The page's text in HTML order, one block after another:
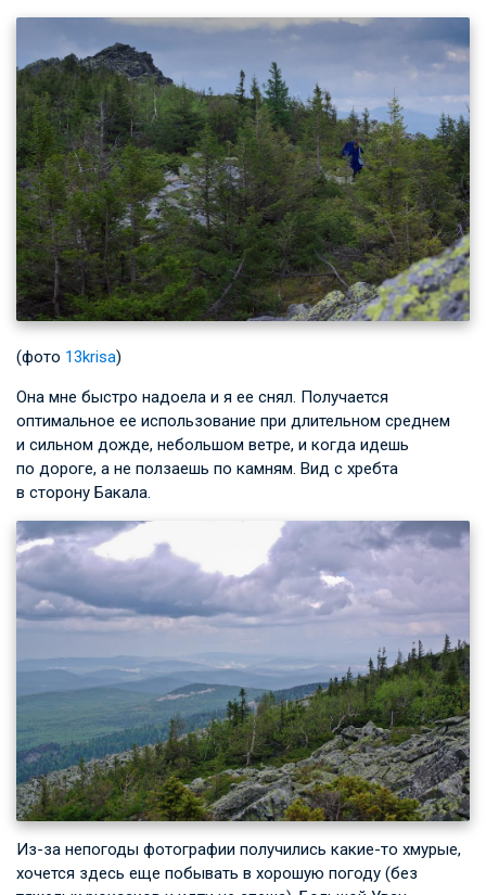
(фото 13krisa)
Она мне быстро надоела и я ее снял. Получается
оптимальное ее использование при длительном среднем
и сильном дожде, небольшом ветре, и когда идешь
по дороге, а не ползаешь по камням. Вид с хребта
в сторону Бакала.
Из-за непогоды фотографии получились какие-то хмурые,
хочется здесь еще побывать в хорошую погоду (без